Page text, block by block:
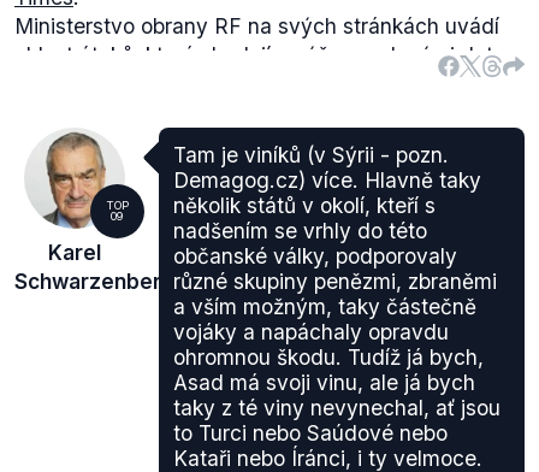
Ministerstvo obrany RF na svých stránkách uvádí
oblast útoků, která shodují s výše uvedenými daty,
ale tvrdí, že cílem je výhradně Islámský stát (např.
zahraničí Sergeje Lavrova je zřejmé, že ruská
identifikace cílů není příliš sofistikovaná ("Pokud to
vypadá jako terorista, chová se to jako terorista,
chodí to jako terorista, bojuje to jako terorista, pak je
to jistě terorista, ne?"). Výrok ministra Zaorálka tedy
hodnotíme jako pravdivý.
Zdroj: Institute fot the Study of War
TOP
09
Karel
Schwarzenberg
Tam je viníků (v Sýrii - pozn.
Demagog.cz) více. Hlavně taky
několik států v okolí, kteří s
nadšením se vrhly do této
občanské války, podporovaly
různé skupiny penězmi, zbraněmi
a vším možným, taky částečně
vojáky a napáchaly opravdu
ohromnou škodu. Tudíž já bych,
Asad má svoji vinu, ale já bych
taky z té viny nevynechal, ať jsou
to Turci nebo Saúdové nebo
Kataři nebo Íránci, i ty velmoce.